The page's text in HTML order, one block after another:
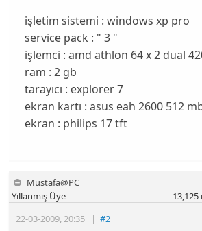
işletim sistemi : windows xp pro
service pack : " 3 "
işlemci : amd athlon 64 x 2 dual
ram : 2 gb
tarayıcı : explorer 7
ekran kartı : asus eah 2600 512
ekran : philips 17 tft
Mustafa@PC
22-03-2009,20:35 |#2
Yıllanmış Üye 13,125